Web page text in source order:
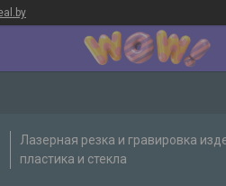
Лазерная резка и гравировка
пластика и стекла